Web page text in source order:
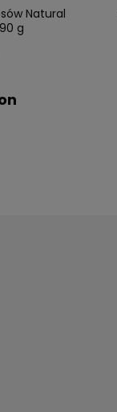
Natural
g